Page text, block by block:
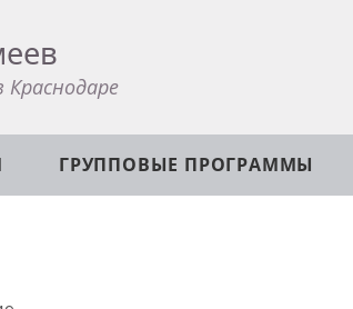
ГРУППОВЫЕ ПРОГРАММЫ